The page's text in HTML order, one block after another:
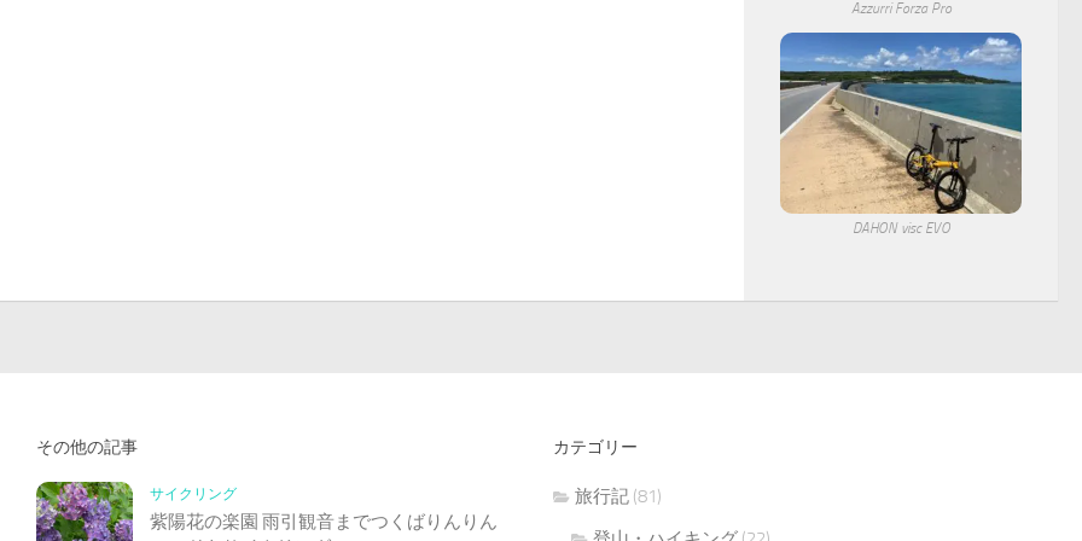
Azzurri Forza Pro
DAHON visc EVO
その他の記事
サイクリング
紫陽花の楽園 雨引観音までつくばりんりん
カテゴリー
旅行記(81)